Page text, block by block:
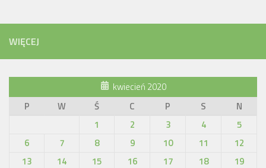
WIĘCEJ
kwiecień 2020
P
W Ś C P S
N
1
2 3 4
5
6
7 8 9 10 11
12
13
14 15 16 17 18
19